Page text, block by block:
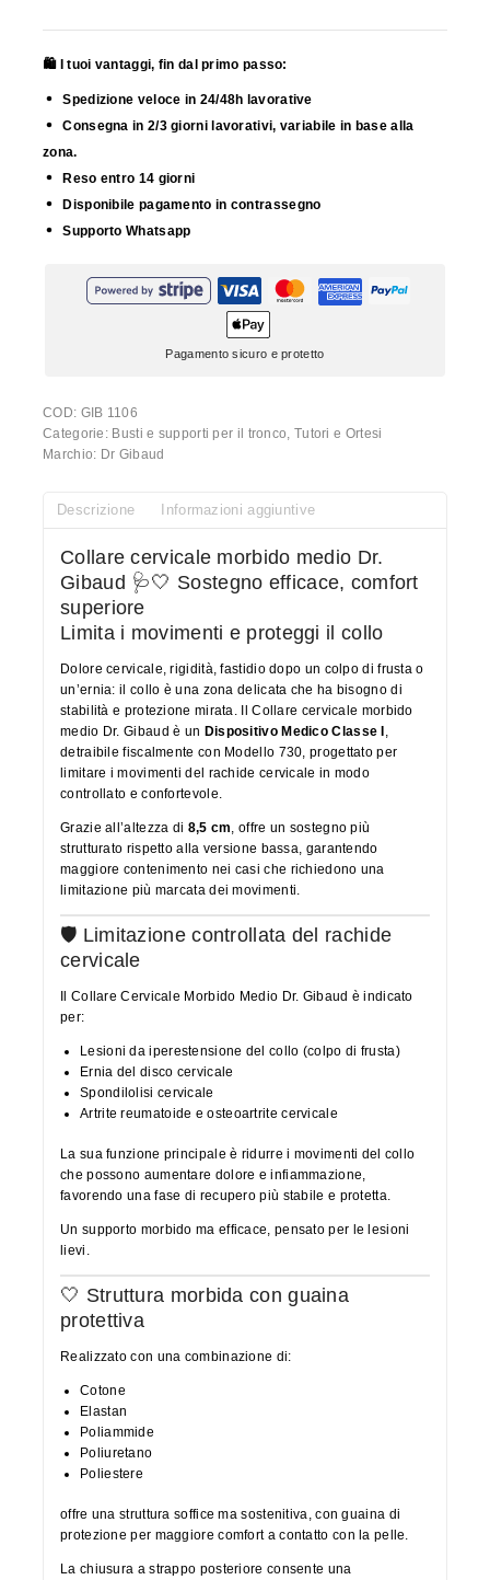
🛍️ I tuoi vantaggi, fin dal primo passo:
Spedizione veloce in 24/48h lavorative
Consegna in 2/3 giorni lavorativi, variabile in base alla
zona.
Reso entro 14 giorni
Disponibile pagamento in contrassegno
Supporto Whatsapp
Pagamento sicuro e protetto
COD: GIB 1106
Categorie: Busti e supporti per il tronco Tutori e Ortesi
Marchio: Dr Gibaud
Descrizione Informazioni aggiuntive
Collare cervicale morbido medio Dr.
Gibaud 🩺🤍 Sostegno efficace, comfort
superiore
Limita i movimenti e proteggi il collo
Dolore cervicale, rigidità, fastidio dopo un colpo di frusta o
un’ernia: il collo è una zona delicata che ha bisogno di
stabilità e protezione mirata. Il Collare cervicale morbido
medio Dr. Gibaud è un Dispositivo Medico Classe I
detraibile fiscalmente con Modello 730, progettato per
limitare i movimenti del rachide cervicale in modo
controllato e confortevole.
Grazie all’altezza di 8,5 cm , offre un sostegno più
strutturato rispetto alla versione bassa, garantendo
maggiore contenimento nei casi che richiedono una
limitazione più marcata dei movimenti.
🛡️ Limitazione controllata del rachide
cervicale
Il Collare Cervicale Morbido Medio Dr. Gibaud è indicato
per:
Lesioni da iperestensione del collo (colpo di frusta)
Ernia del disco cervicale
Spondilolisi cervicale
Artrite reumatoide e osteoartrite cervicale
La sua funzione principale è ridurre i movimenti del collo
che possono aumentare dolore e infiammazione,
favorendo una fase di recupero più stabile e protetta.
Un supporto morbido ma efficace, pensato per le lesioni
lievi.
🤍 Struttura morbida con guaina
protettiva
Realizzato con una combinazione di:
Cotone
Elastan
Poliammide
Poliuretano
Poliestere
offre una struttura soffice ma sostenitiva, con guaina di
protezione per maggiore comfort a contatto con la pelle.
La chiusura a strappo posteriore consente una